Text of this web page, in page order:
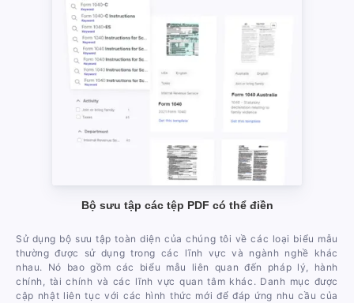
Bộ sưu tập các tệp PDF có thể điền
Sử dụng bộ sưu tập toàn diện của chúng tôi về các loại biểu mẫu
thường được sử dụng trong các lĩnh vực và ngành nghề khác
nhau. Nó bao gồm các biểu mẫu liên quan đến pháp lý, hành
chính, tài chính và các lĩnh vực quan tâm khác. Danh mục được
cập nhật liên tục với các hình thức mới để đáp ứng nhu cầu của